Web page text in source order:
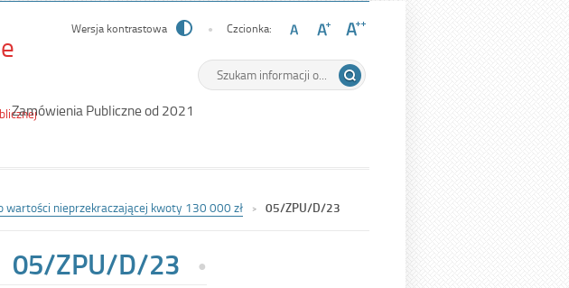
D/23
Wersja kontrastowa Czcionka:
Wyszukiwarka
Tutaj
wpisz
Zamówienia Publiczne od 2021
wartości nieprzekraczającej kwoty 130 000 zł 05/ZPU/D/23
05/ZPU/D/23